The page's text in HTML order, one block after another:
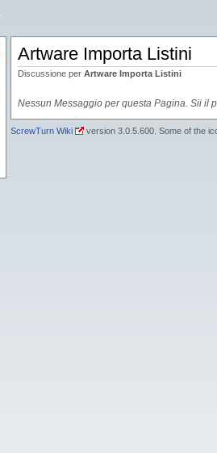
Artware Importa Listini
Discussione per Artware Importa Listini
Nessun Messaggio per questa Pagina. Sii il
ScrewTurn Wiki version 3.0.5.600. Some of the